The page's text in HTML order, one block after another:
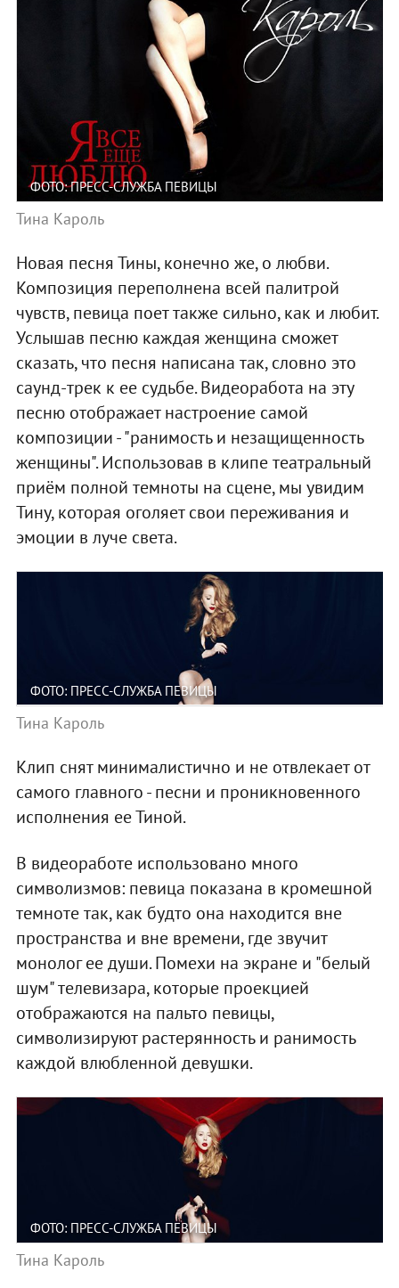
ФОТО: ПРЕСС-СЛУЖБА ПЕВИЦЫ
Тина Кароль
Новая песня Тины, конечно же, о любви.
Композиция переполнена всей палитрой
чувств, певица поет также сильно, как и любит.
Услышав песню каждая женщина сможет
сказать, что песня написана так, словно это
саунд-трек к ее судьбе. Видеоработа на эту
песню отображает настроение самой
композиции - "ранимость и незащищенность
женщины". Использовав в клипе театральный
приём полной темноты на сцене, мы увидим
Тину, которая оголяет свои переживания и
эмоции в луче света.
ФОТО: ПРЕСС-СЛУЖБА ПЕВИЦЫ
Тина Кароль
Клип снят минималистично и не отвлекает от
самого главного - песни и проникновенного
исполнения ее Тиной.
В видеоработе использовано много
символизмов: певица показана в кромешной
темноте так, как будто она находится вне
пространства и вне времени, где звучит
монолог ее души. Помехи на экране и "белый
шум" телевизара, которые проекцией
отображаются на пальто певицы,
символизируют растерянность и ранимость
каждой влюбленной девушки.
ФОТО: ПРЕСС-СЛУЖБА ПЕВИЦЫ
Тина Кароль